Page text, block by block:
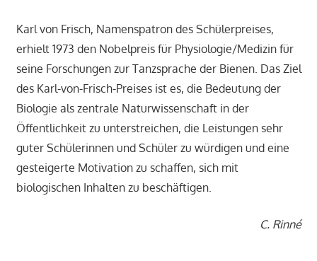
Karl von Frisch, Namenspatron des Schülerpreises,
erhielt 1973 den Nobelpreis für Physiologie/Medizin für
seine Forschungen zur Tanzsprache der Bienen. Das Ziel
des Karl-von-Frisch-Preises ist es, die Bedeutung der
Biologie als zentrale Naturwissenschaft in der
Öffentlichkeit zu unterstreichen, die Leistungen sehr
guter Schülerinnen und Schüler zu würdigen und eine
gesteigerte Motivation zu schaffen, sich mit
biologischen Inhalten zu beschäftigen.
C. Rinné